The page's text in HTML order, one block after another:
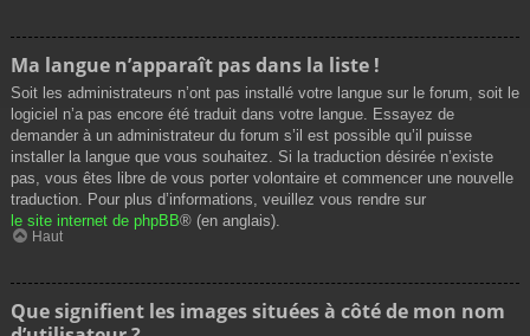
Ma langue n’apparaît pas dans la liste !
Soit les administrateurs n’ont pas installé votre langue sur le forum, soit le
logiciel n’a pas encore été traduit dans votre langue. Essayez de
demander à un administrateur du forum s’il est possible qu’il puisse
installer la langue que vous souhaitez. Si la traduction désirée n’existe
pas, vous êtes libre de vous porter volontaire et commencer une nouvelle
traduction. Pour plus d’informations, veuillez vous rendre sur
le site internet de phpBB® (en anglais).
Haut
Que signifient les images situées à côté de mon nom